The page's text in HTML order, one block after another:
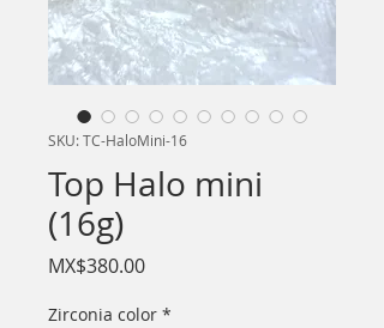
SKU: TC-HaloMini-16
Top Halo mini
(16g)
MX$380.00Price
Zirconia color *